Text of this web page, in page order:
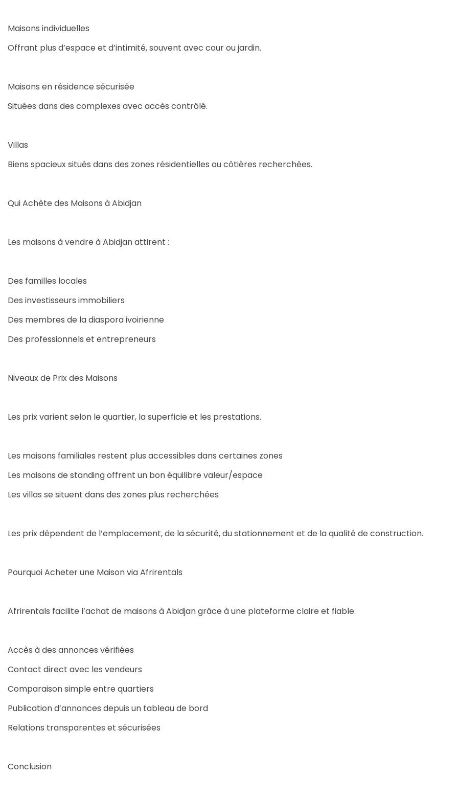
Maisons individuelles
Offrant plus d’espace et d’intimité, souvent avec cour ou jardin.
Maisons en résidence sécurisée
Situées dans des complexes avec accès contrôlé.
Villas
Biens spacieux situés dans des zones résidentielles ou côtières recherchées.
Qui Achète des Maisons à Abidjan
Les maisons à vendre à Abidjan attirent :
Des familles locales
Des investisseurs immobiliers
Des membres de la diaspora ivoirienne
Des professionnels et entrepreneurs
Niveaux de Prix des Maisons
Les prix varient selon le quartier, la superficie et les prestations.
Les maisons familiales restent plus accessibles dans certaines zones
Les maisons de standing offrent un bon équilibre valeur/espace
Les villas se situent dans des zones plus recherchées
Les prix dépendent de l’emplacement, de la sécurité, du stationnement et de la qualité de construction.
Pourquoi Acheter une Maison via Afrirentals
Afrirentals facilite l’achat de maisons à Abidjan grâce à une plateforme claire et fiable.
Accès à des annonces vérifiées
Contact direct avec les vendeurs
Comparaison simple entre quartiers
Publication d’annonces depuis un tableau de bord
Relations transparentes et sécurisées
Conclusion